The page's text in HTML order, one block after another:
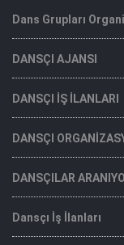
Dans Grupları
DANSÇI AJANSI
DANSÇI İŞ İLANLARI
DANSÇI
DANSÇILAR
Dansçı İş İlanları